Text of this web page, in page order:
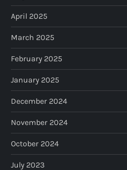
April 2025
March 2025
February 2025
January 2025
December 2024
November 2024
October 2024
July 2023